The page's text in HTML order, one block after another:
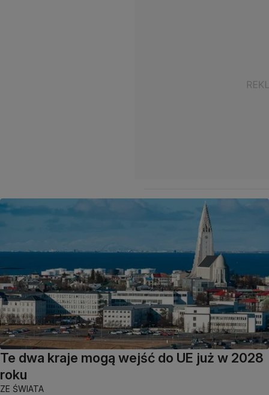
Te dwa kraje mogą wejść do UE już w 2028
roku
ZE ŚWIATA